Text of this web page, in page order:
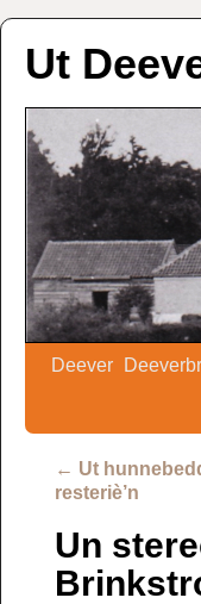
Ut
Deever
← Ut
resteriè’n
Un